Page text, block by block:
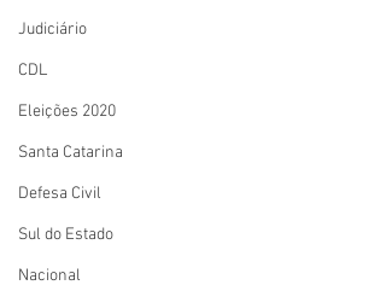
Judiciário
CDL
Eleições 2020
Santa Catarina
Defesa Civil
Sul do Estado
Nacional